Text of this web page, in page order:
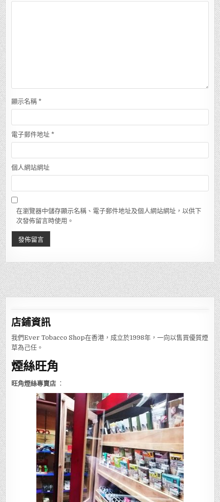
顯示名稱 *
電子郵件地址 *
個人網站網址
在瀏覽器中儲存顯示名稱、電子郵件地址及個人網站網址，以供下
次發佈留言時使用。
店鋪資訊
我們Ever Tobacco Shop在香港，成立於1998年，一向以售買優質煙
草為己任。
煙絲旺角
旺角煙絲專賣店 ：